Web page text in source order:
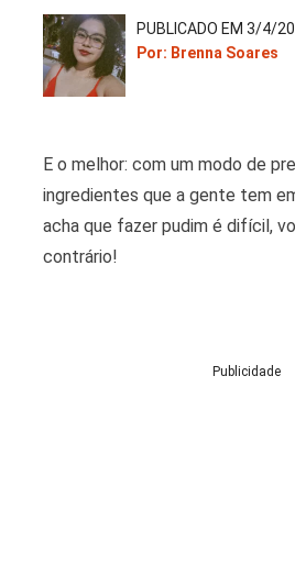
PUBLICADO EM 3/4/
Por: Brenna Soares
E o melhor: com um modo de
ingredientes que a gente tem
acha que fazer pudim é difícil,
contrário!
Publicidade